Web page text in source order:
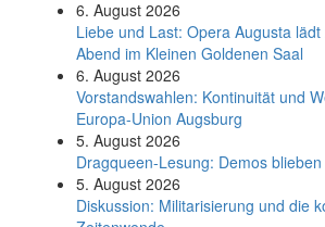
6. August 2026
Liebe und Last: Opera Augusta
Abend im Kleinen Goldenen Saal
6. August 2026
Vorstandswahlen: Kontinuität und
Europa-Union Augsburg
5. August 2026
Dragqueen-Lesung: Demos
5. August 2026
Diskussion: Mi­li­ta­ri­sie­rung und die